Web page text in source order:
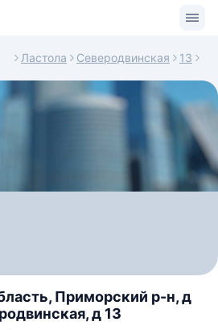
Ластола Северодвинская 13
Приморский р-н, д
д 13